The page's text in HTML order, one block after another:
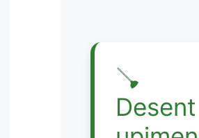
🪠
Desent